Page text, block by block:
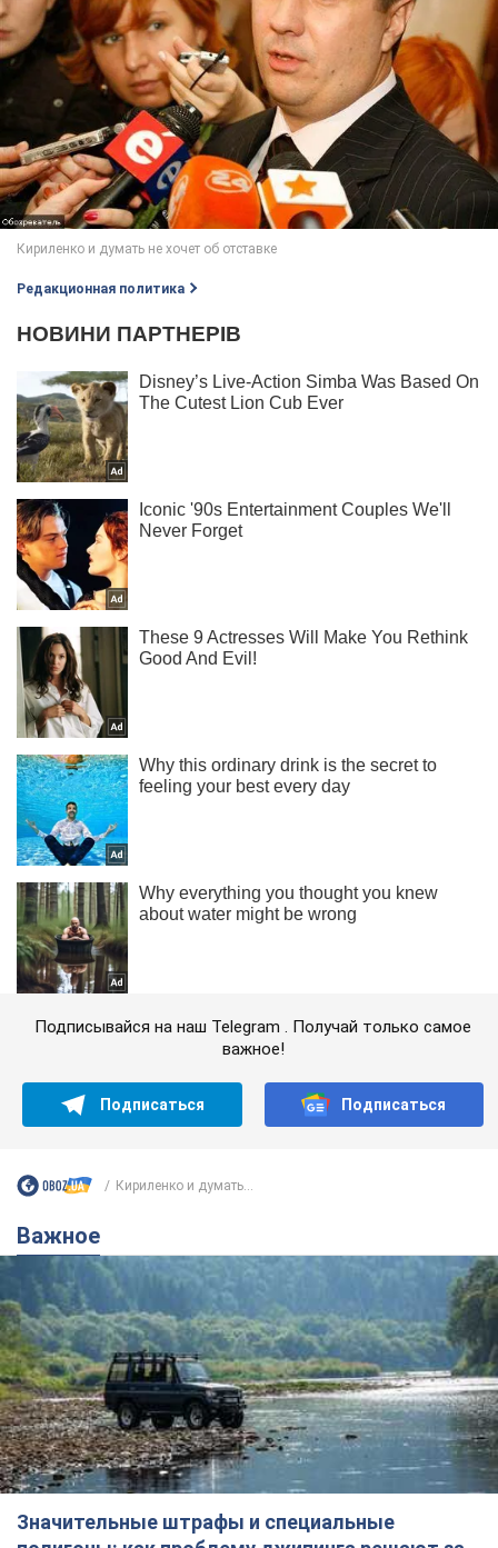
Редакционная политика
Подписывайся на наш Telegram . Получай только самое
важное!
Подписаться Подписаться
Кириленко и думать...
Важное
Значительные штрафы и специальные